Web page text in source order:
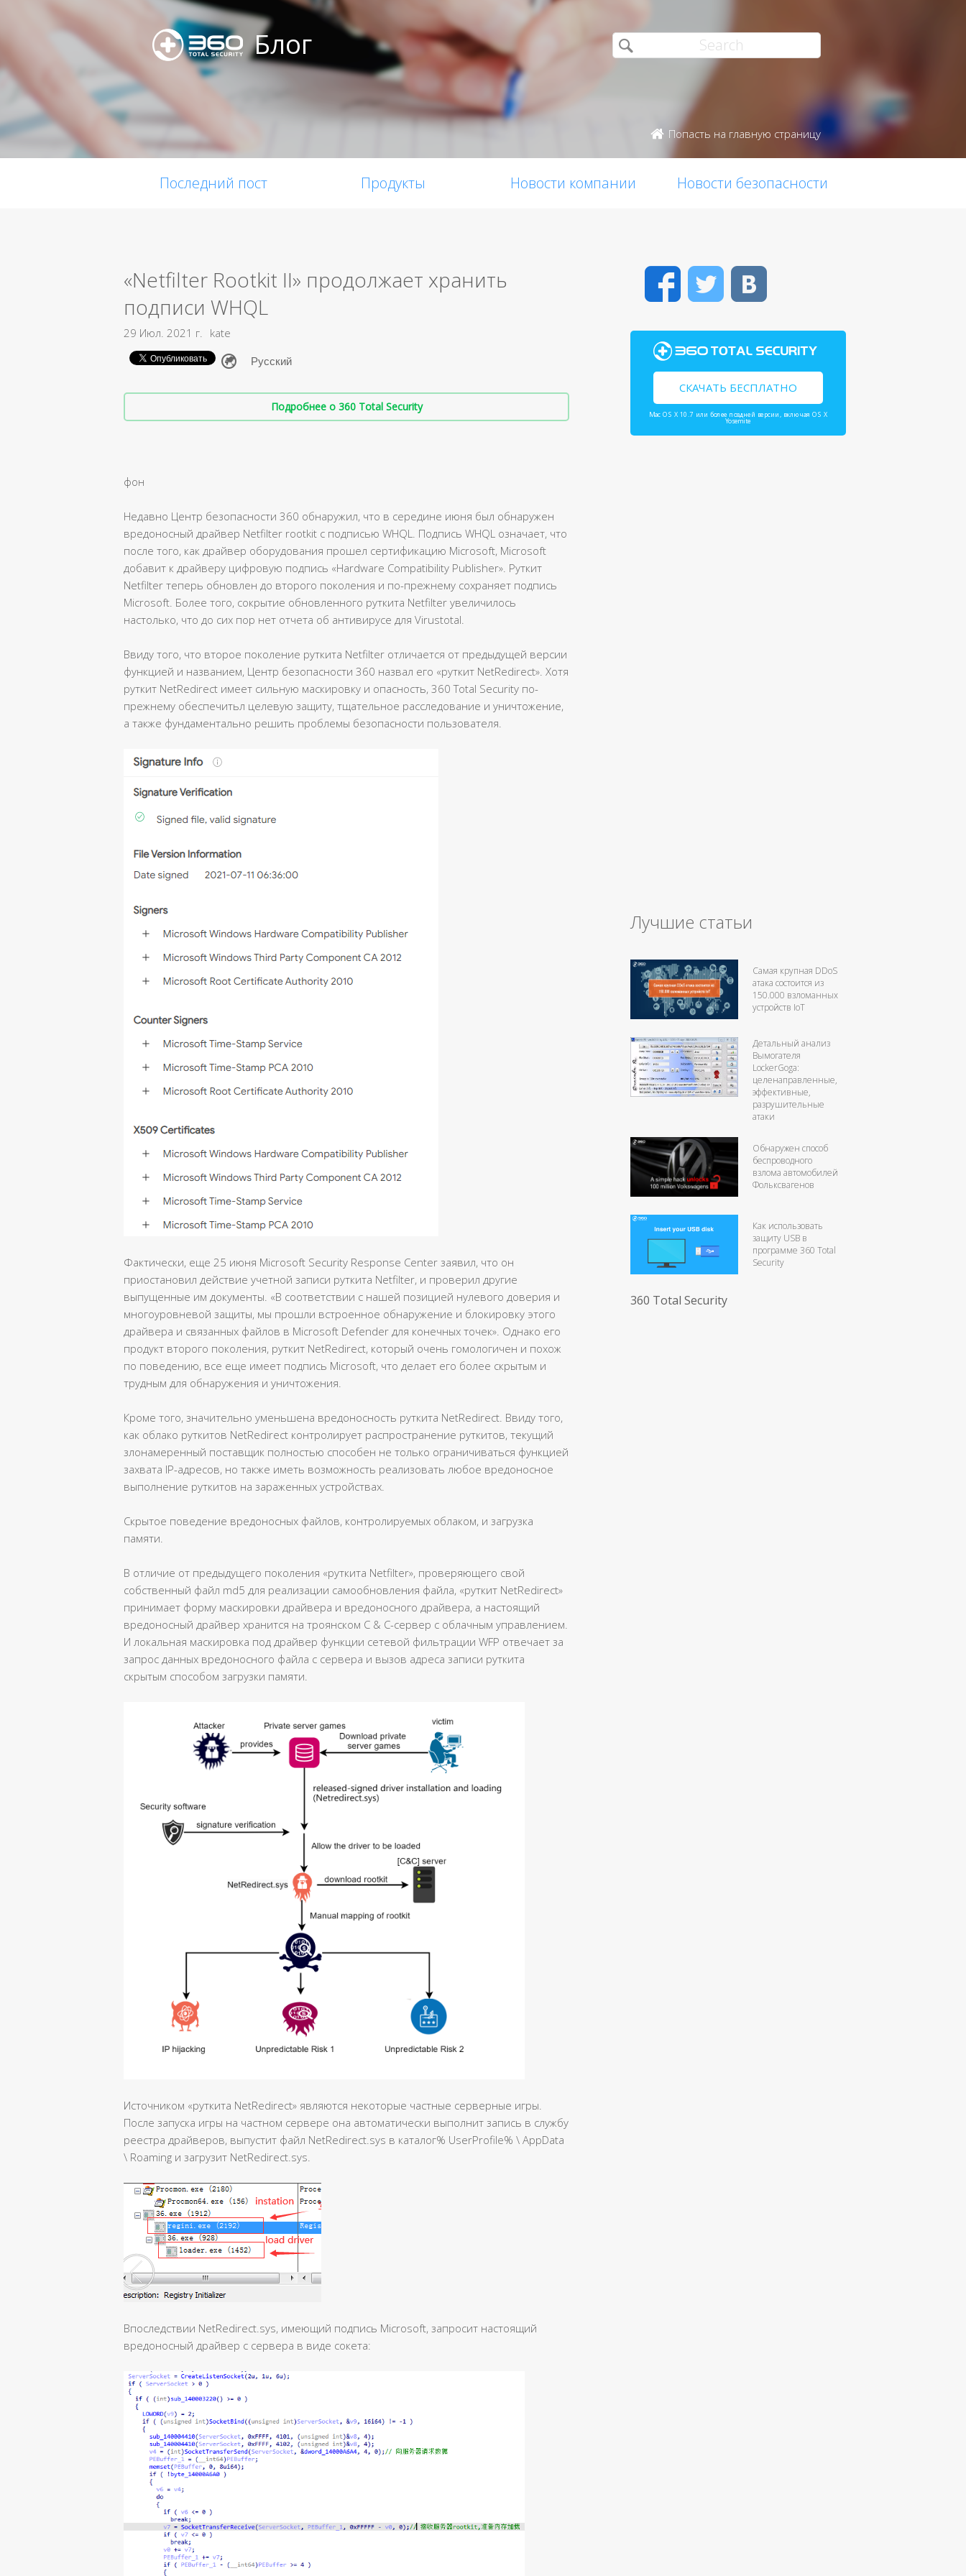
Блог
Попасть на главную страницу
Последний пост Продукты Новости компании Новости безопасности
«Netfilter Rootkit II» продолжает хранить
подписи WHQL
29 Июл. 2021 г. kate
Подробнее о 360 Total Security
фон
Недавно Центр безопасности 360 обнаружил, что в середине июня был обнаружен
вредоносный драйвер Netfilter rootkit с подписью WHQL. Подпись WHQL означает, что
после того, как драйвер оборудования прошел сертификацию Microsoft, Microsoft
добавит к драйверу цифровую подпись «Hardware Compatibility Publisher». Руткит
Netfilter теперь обновлен до второго поколения и по-прежнему сохраняет подпись
Microsoft. Более того, сокрытие обновленного руткита Netfilter увеличилось
настолько, что до сих пор нет отчета об антивирусе для Virustotal.
Ввиду того, что второе поколение руткита Netfilter отличается от предыдущей версии
функцией и названием, Центр безопасности 360 назвал его «руткит NetRedirect». Хотя
руткит NetRedirect имеет сильную маскировку и опасность, 360 Total Security по-
прежнему обеспечитьл целевую защиту, тщательное расследование и уничтожение,
а также фундаментально решить проблемы безопасности пользователя.
Фактически, еще 25 июня Microsoft Security Response Center заявил, что он
приостановил действие учетной записи руткита Netfilter, и проверил другие
выпущенные им документы. «В соответствии с нашей позицией нулевого доверия и
многоуровневой защиты, мы прошли встроенное обнаружение и блокировку этого
драйвера и связанных файлов в Microsoft Defender для конечных точек». Однако его
продукт второго поколения, руткит NetRedirect, который очень гомологичен и похож
по поведению, все еще имеет подпись Microsoft, что делает его более скрытым и
трудным для обнаружения и уничтожения.
Кроме того, значительно уменьшена вредоносность руткита NetRedirect. Ввиду того,
как облако руткитов NetRedirect контролирует распространение руткитов, текущий
злонамеренный поставщик полностью способен не только ограничиваться функцией
захвата IP-адресов, но также иметь возможность реализовать любое вредоносное
выполнение руткитов на зараженных устройствах.
Скрытое поведение вредоносных файлов, контролируемых облаком, и загрузка
памяти.
В отличие от предыдущего поколения «руткита Netfilter», проверяющего свой
собственный файл md5 для реализации самообновления файла, «руткит NetRedirect»
принимает форму маскировки драйвера и вредоносного драйвера, а настоящий
вредоносный драйвер хранится на троянском C & C-сервер с облачным управлением.
И локальная маскировка под драйвер функции сетевой фильтрации WFP отвечает за
запрос данных вредоносного файла с сервера и вызов адреса записи руткита
скрытым способом загрузки памяти.
Источником «руткита NetRedirect» являются некоторые частные серверные игры.
После запуска игры на частном сервере она автоматически выполнит запись в службу
реестра драйверов, выпустит файл NetRedirect.sys в каталог% UserProfile% \ AppData
\ Roaming и загрузит NetRedirect.sys.
Впоследствии NetRedirect.sys, имеющий подпись Microsoft, запросит настоящий
вредоносный драйвер с сервера в виде сокета:
FacebookTwitter
СКАЧАТЬ БЕСПЛАТНО
Mac OS X 10.7 или более поздней версии, включая OS X
Yosemite
Лучшие статьи
Самая крупная DDoS
атака состоится из
150.000 взломанных
устройств IоT
Детальный анализ
Вымогателя
LockerGoga:
целенаправленные,
эффективные,
разрушительные
атаки
Обнаружен способ
беспроводного
взлома автомобилей
Фольксвагенов
Как использовать
защиту USB в
программе 360 Total
Security
360 Total Security